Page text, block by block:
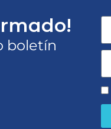
boletín